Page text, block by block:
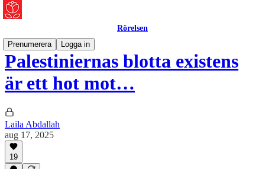
Rörelsen
Prenumerera
Logga in
Palestiniernas blotta existens
är ett hot mot…
Laila Abdallah
aug 17, 2025
19